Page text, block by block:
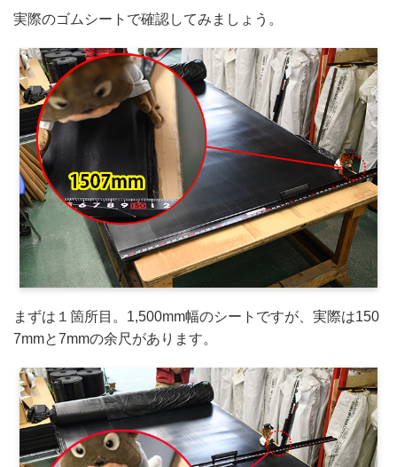
実際のゴムシートで確認してみましょう。
まずは１箇所目。1,500mm幅のシートですが、実際は150
7mmと7mmの余尺があります。